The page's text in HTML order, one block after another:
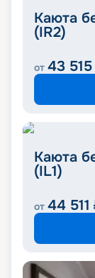
Каюта
(IR2)
от 43 515
Каюта
(IL1)
от 44 511